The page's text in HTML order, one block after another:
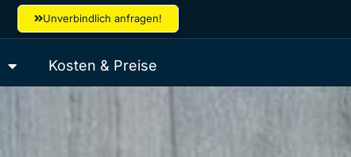
Unverbindlich anfragen!
Kosten & Preise